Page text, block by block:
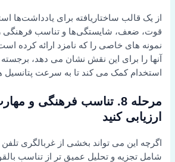
از یک قالب ساختاریافته برای یادداشت‌ها
قوت، ضعف، شایستگی‌ها و تناسب
نمونه های خاصی را که نامزد ارائه کرده
آنها را برای این نقش نشان می دهد، برجسته
استخدام کمک می کند تا به سرعت پتانسیل
مرحله 8. تناسب فرهنگی و
ارزیابی کنید
اگرچه این می تواند بخشی از غربالگری تلفن
شامل تجزیه و تحلیل عمیق تر از تناسب